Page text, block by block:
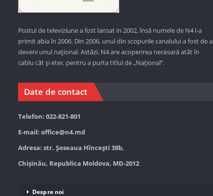
Postul de televiziune a fost lansat in 2002, însă numele de N4 l-a
primit abia în 2006. Din 2006, unul din scopurile canalului a fost de a
deveni unul național. Astăzi, N4 are acoperirea necesară atât în
cablu cât și eter, pentru a purta titlul de „Național”.
Date de contact
Telefon: 022-821-801
E-mail: office@n4.md
Adresa: str. Șoseaua Hînceşti 38b,
Chișinău, Republica Moldova, MD-2012
Despre noi